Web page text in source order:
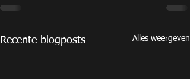
Recente blogposts Alles weergeven